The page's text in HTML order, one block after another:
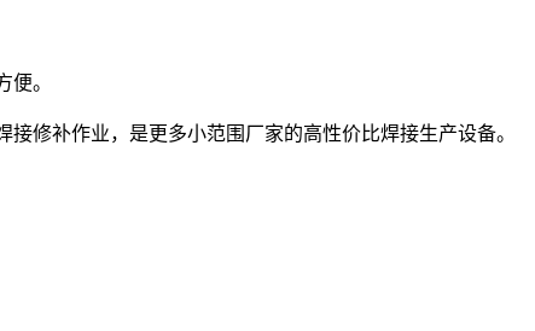
。
修补作业，是更多小范围厂家的高性价比焊接生产设备。